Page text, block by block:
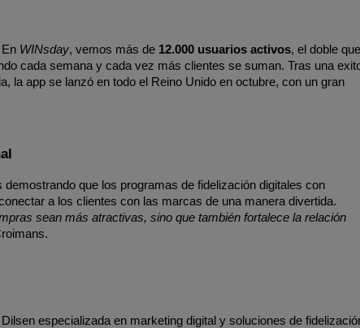
WINsday, vemos más de 12.000 usuarios activos, el doble que
cada semana y cada vez más clientes se suman. Tras una
la app se lanzó en todo el Reino Unido en octubre, con un gran
que los programas de fidelización digitales con
sean más atractivas, sino que también fortalece la relación
especializada en marketing digital y soluciones de